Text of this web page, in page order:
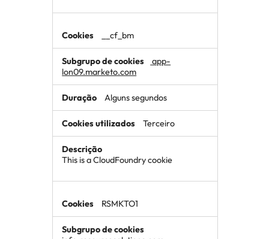
__cf_bm
app-
lon09.marketo.com
Alguns segundos
Terceiro
This is a CloudFoundry cookie
RSMKTO1